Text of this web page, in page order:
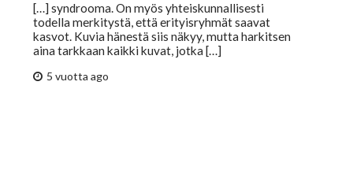
[…] syndrooma. On myös yhteiskunnallisesti
todella merkitystä, että erityisryhmät saavat
kasvot. Kuvia hänestä siis näkyy, mutta harkitsen
aina tarkkaan kaikki kuvat, jotka […]
5 vuotta ago